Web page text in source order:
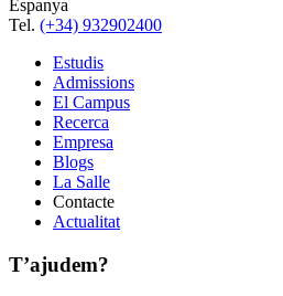
Espanya
Tel. (+34) 932902400
Estudis
Admissions
El Campus
Recerca
Empresa
Blogs
La Salle
Contacte
Actualitat
T’ajudem?